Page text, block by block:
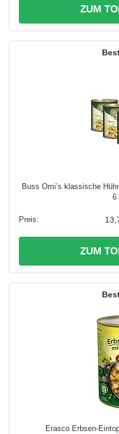
ZUM
Buss Omi’s klassische
6
ZUM
Erasco Erbsen-